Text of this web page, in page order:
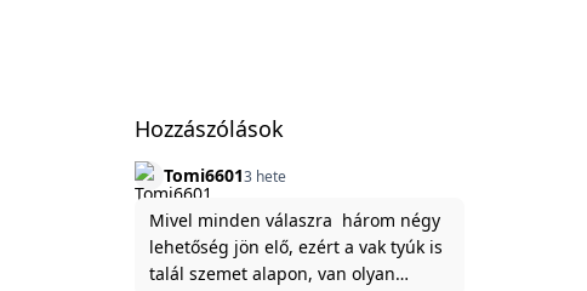
Hozzászólások
Tomi66013 hete
Mivel minden válaszra három négy
lehetőség jön elő, ezért a vak tyúk is
talál szemet alapon, van olyan